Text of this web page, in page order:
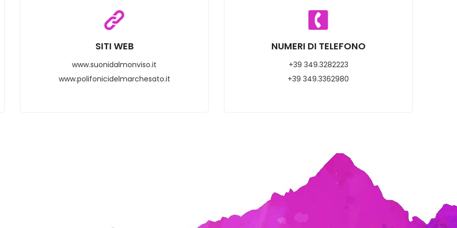
SITI WEB
www.suonidalmonviso.it
www.polifonicidelmarchesato.it
NUMERI DI TELEFONO
+39 349.3282223
+39 349.3362980